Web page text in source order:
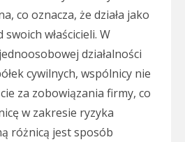
co oznacza, że działa jako
właścicieli. W
działalności
cywilnych, wspólnicy nie
za zobowiązania firmy, co
w zakresie ryzyka
różnicą jest sposób